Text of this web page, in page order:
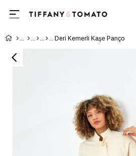
Deri Kemerli Kaşe Panço